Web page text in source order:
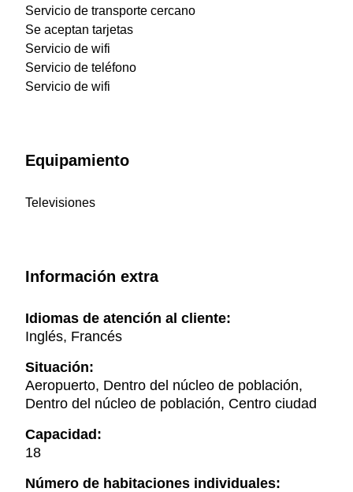
Servicio de transporte cercano
Se aceptan tarjetas
Servicio de wifi
Servicio de teléfono
Servicio de wifi
Equipamiento
Televisiones
Información extra
Idiomas de atención al cliente:
Inglés, Francés
Situación:
Aeropuerto, Dentro del núcleo de población,
Dentro del núcleo de población, Centro ciudad
Capacidad:
18
Número de habitaciones individuales: